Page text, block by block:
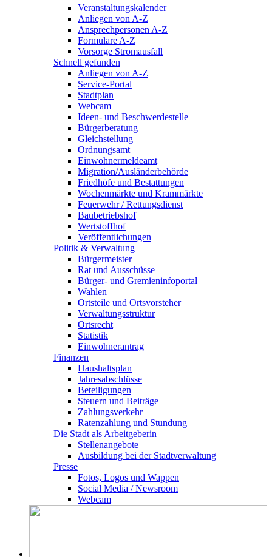
Veranstaltungskalender
Anliegen von A-Z
Ansprechpersonen A-Z
Formulare A-Z
Vorsorge Stromausfall
Schnell gefunden
Anliegen von A-Z
Service-Portal
Stadtplan
Webcam
Ideen- und Beschwerdestelle
Bürgerberatung
Gleichstellung
Ordnungsamt
Einwohnermeldeamt
Migration/Ausländerbehörde
Friedhöfe und Bestattungen
Wochenmärkte und Krammärkte
Feuerwehr / Rettungsdienst
Baubetriebshof
Wertstoffhof
Veröffentlichungen
Politik & Verwaltung
Bürgermeister
Rat und Ausschüsse
Bürger- und Gremieninfoportal
Wahlen
Ortsteile und Ortsvorsteher
Verwaltungsstruktur
Ortsrecht
Statistik
Einwohnerantrag
Finanzen
Haushaltsplan
Jahresabschlüsse
Beteiligungen
Steuern und Beiträge
Zahlungsverkehr
Ratenzahlung und Stundung
Die Stadt als Arbeitgeberin
Stellenangebote
Ausbildung bei der Stadtverwaltung
Presse
Fotos, Logos und Wappen
Social Media / Newsroom
Webcam